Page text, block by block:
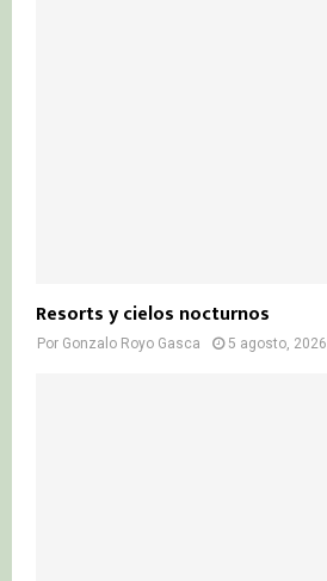
Resorts y cielos nocturnos
Por Gonzalo Royo Gasca 5 agosto, 2026